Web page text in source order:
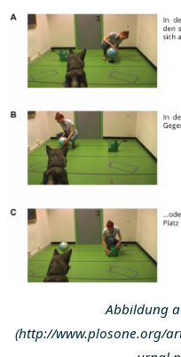
Abbildung
(http://www.plosone.org/